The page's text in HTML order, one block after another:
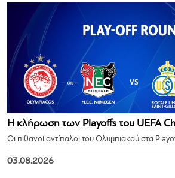
Η κλήρωση των Playoffs του UEFA
Οι πιθανοί αντίπαλοι του Ολυμπιακού στα
03.08.2026